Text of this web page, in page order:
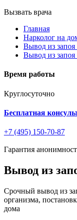
Вызвать врача
Главная
Нарколог на
Вывод из
Вывод из
Время работы
Круглосуточно
Бесплатная
+7 (495) 150-70-87
Гарантия
Вывод из
Срочный вывод из
организма,
дома